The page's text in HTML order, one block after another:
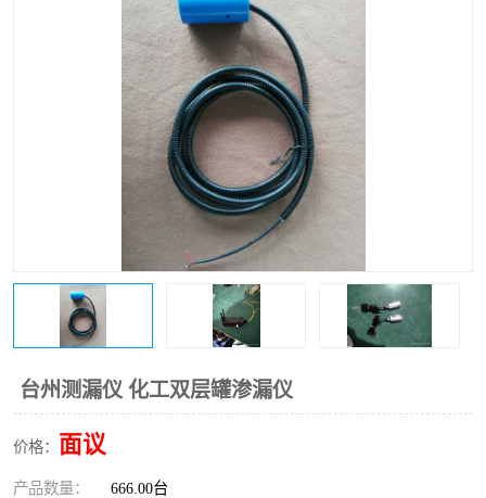
台州测漏仪 化工双层罐渗漏仪
价格： 面议
产品数量： 666.00台
液氮液位计
液位计传感器定制
物位计
测漏仪
锅炉水位计
智能锅炉水位计 电容液位计
流量仪表 加油站液位仪